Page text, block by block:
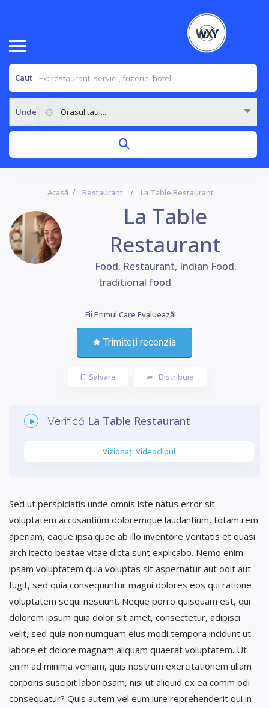
Caut
Unde Orasul tau....
Acasă Restaurant La Table Restaurant
La Table
Restaurant
Food, Restaurant, Indian Food,
traditional food
Fii Primul Care Evaluează!
Trimiteți recenzia
Salvare Distribuie
Verifică La Table Restaurant
Vizionați Videoclipul
Sed ut perspiciatis unde omnis iste natus error sit
voluptatem accusantium doloremque laudantium, totam rem
aperiam, eaque ipsa quae ab illo inventore veritatis et quasi
arch itecto beatae vitae dicta sunt explicabo. Nemo enim
ipsam voluptatem quia voluptas sit aspernatur aut odit aut
fugit, sed quia consequuntur magni dolores eos qui ratione
voluptatem sequi nesciunt. Neque porro quisquam est, qui
dolorem ipsum quia dolor sit amet, consectetur, adipisci
velit, sed quia non numquam eius modi tempora incidunt ut
labore et dolore magnam aliquam quaerat voluptatem. Ut
enim ad minima veniam, quis nostrum exercitationem ullam
corporis suscipit laboriosam, nisi ut aliquid ex ea comm odi
consequatur? Quis autem vel eum iure reprehenderit qui in